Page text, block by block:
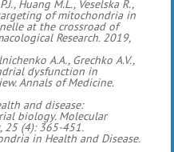
Huang M.L., Veselska R.,
of mitochondria in
at the crossroad of
Research. 2019,
A.A., Grechko A.V.,
dysfunction in
Annals of Medicine.
and disease:
biology. Molecular
25 (4): 365-451.
in Health and Disease.